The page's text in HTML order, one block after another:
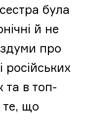
була
й не
про
російських
та в топ-
те, що